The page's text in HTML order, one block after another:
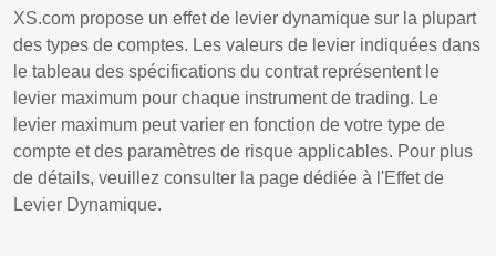
XS.com propose un effet de levier dynamique sur la plupart
des types de comptes. Les valeurs de levier indiquées dans
le tableau des spécifications du contrat représentent le
levier maximum pour chaque instrument de trading. Le
levier maximum peut varier en fonction de votre type de
compte et des paramètres de risque applicables. Pour plus
de détails, veuillez consulter la page dédiée à l'Effet de
Levier Dynamique.